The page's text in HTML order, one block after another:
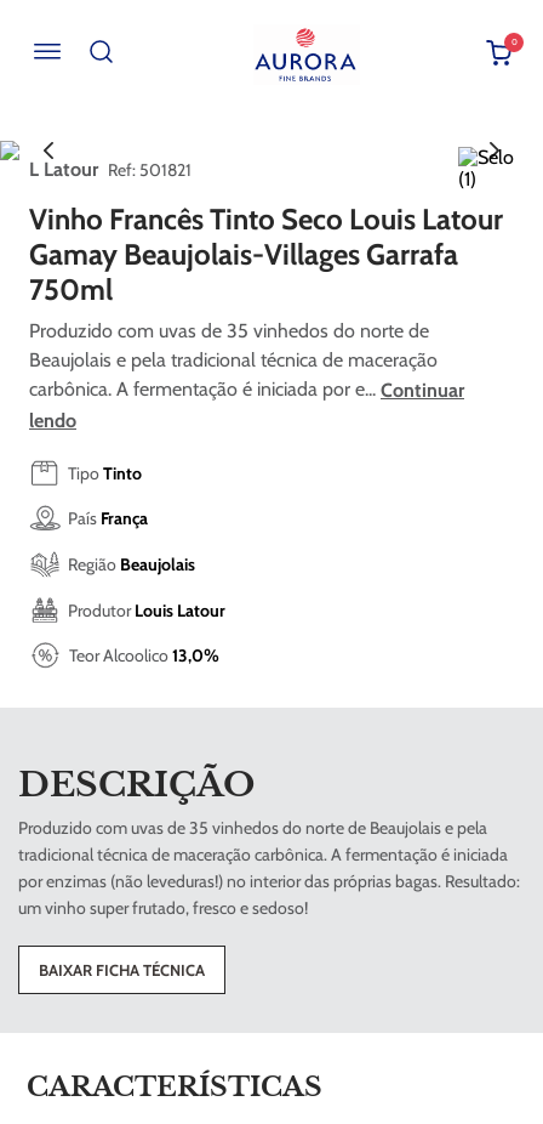
0
L Latour : 501821
Vinho Francês Tinto Seco Louis Latour
Gamay Beaujolais-Villages Garrafa
750ml
Produzido com uvas de 35 vinhedos do norte de
Beaujolais e pela tradicional técnica de maceração
carbônica. A fermentação é iniciada por e... Continuar
lendo
TipoTinto
País França
Região Beaujolais
Produtor Louis Latour
Teor Alcoolico13,0%
DESCRIÇÃO
Produzido com uvas de 35 vinhedos do norte de Beaujolais e pela
tradicional técnica de maceração carbônica. A fermentação é iniciada
por enzimas (não leveduras!) no interior das próprias bagas. Resultado:
um vinho super frutado, fresco e sedoso!
BAIXAR FICHA TÉCNICA
CARACTERÍSTICAS